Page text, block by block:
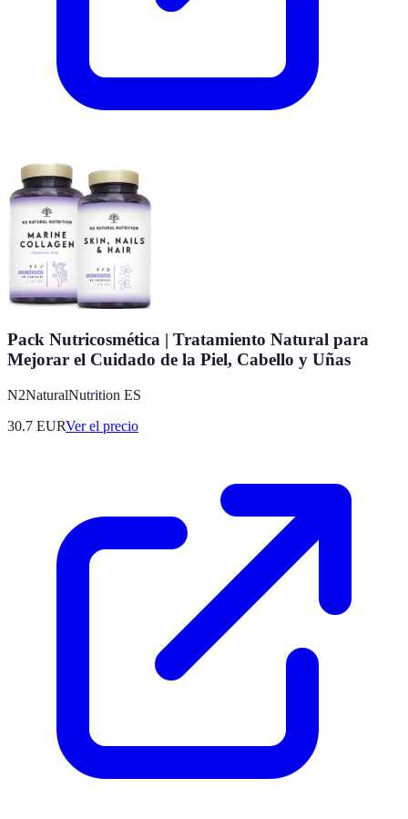
Pack Nutricosmética | Tratamiento Natural para
Mejorar el Cuidado de la Piel, Cabello y Uñas
N2NaturalNutrition ES
30.7 EURVer el precio